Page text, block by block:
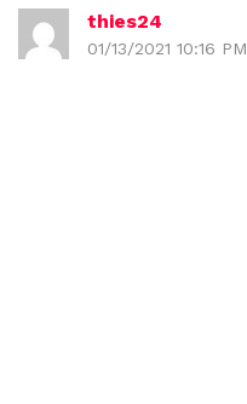
thies24
01/13/2021 10:16 PM